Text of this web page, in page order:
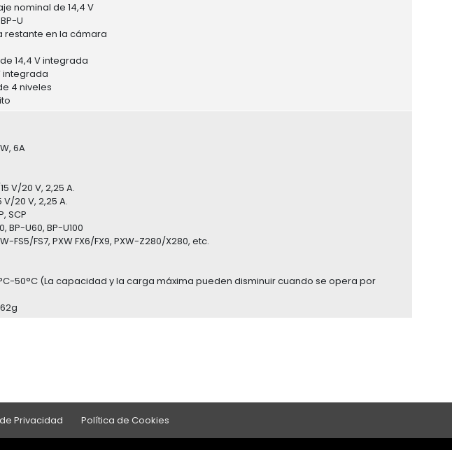
nominal de 14,4 V
U
restante en la cámara
14,4 V integrada
integrada
4 niveles
6A
V/20 V, 2,25 A.
20 V, 2,25 A.
SCP
BP-U60, BP-U100
FS5/FS7, PXW FX6/FX9, PXW-Z280/X280, etc.
50°C (La capacidad y la carga máxima pueden disminuir cuando se opera por
Privacidad Política de Cookies